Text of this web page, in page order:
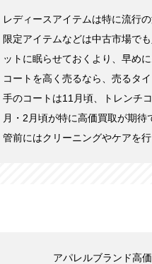
レディースアイテムは特に流行
限定アイテムなどは中古市場で
ットに眠らせておくより、早め
コートを高く売るなら、売るタ
手のコートは11月頃、トレンチ
月・2月頃が特に高価買取が期
管前にはクリーニングやケアを
アパレルブランド高